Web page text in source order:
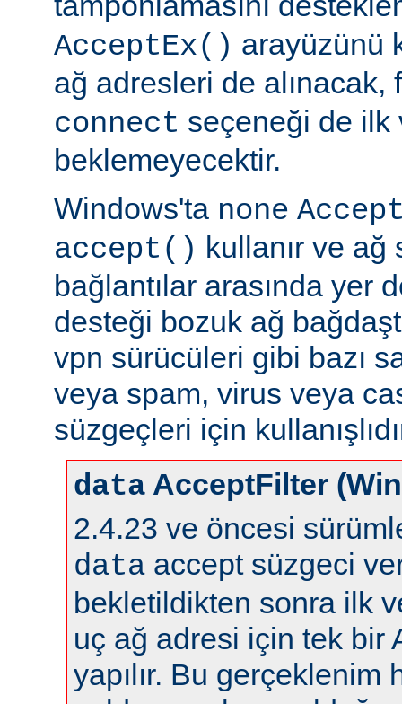
AcceptEx() arayüzünü
ağ adresleri de alınacak,
connect seçeneği de ilk
beklemeyecektir.
Windows'ta none
accept() kullanır ve ağ
bağlantılar arasında yer
desteği bozuk ağ
vpn sürücüleri gibi bazı
veya spam, virus veya
süzgeçleri için
data AcceptFilter
2.4.23 ve öncesi
data accept süzgeci
bekletildikten sonra ilk
uç ağ adresi için tek bir
yapılır. Bu gerçeklenim